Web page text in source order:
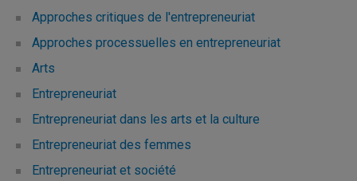
Approches critiques de l'entrepreneuriat
Approches processuelles en entrepreneuriat
Arts
Entrepreneuriat
Entrepreneuriat dans les arts et la culture
Entrepreneuriat des femmes
Entrepreneuriat et société